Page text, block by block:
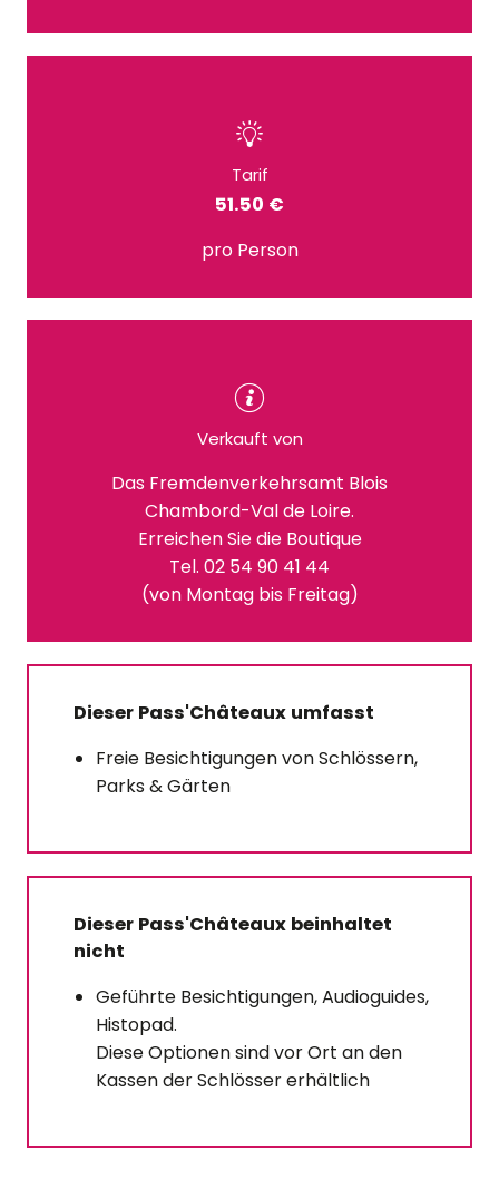
Tarif
51.50 €
pro Person
Verkauft von
Das Fremdenverkehrsamt Blois
Chambord-Val de Loire.
Erreichen Sie die Boutique
Tel. 02 54 90 41 44
(von Montag bis Freitag)
Dieser Pass'Châteaux umfasst
Freie Besichtigungen von Schlössern,
Parks & Gärten
Dieser Pass'Châteaux beinhaltet
nicht
Geführte Besichtigungen, Audioguides,
Histopad.
Diese Optionen sind vor Ort an den
Kassen der Schlösser erhältlich